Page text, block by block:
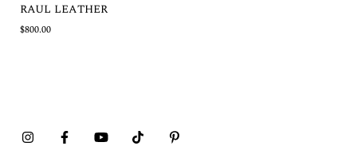
RAUL LEATHER
$800.00